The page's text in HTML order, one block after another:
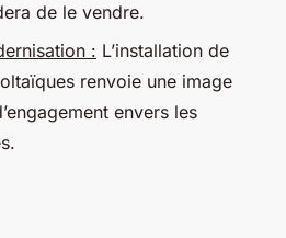
de le vendre.
: L’installation de
renvoie une image
envers les